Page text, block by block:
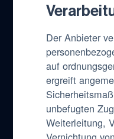
Der Anbieter
auf
ergreift
unbefugten
Weiterleitung,